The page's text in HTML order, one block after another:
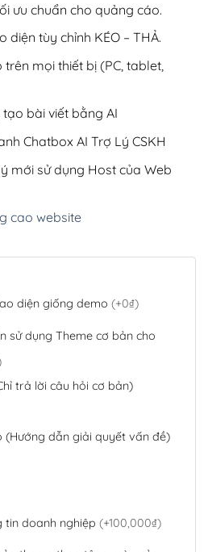
ưu chuẩn cho quảng cáo.
diện tùy chỉnh KÉO – THẢ.
mọi thiết bị (PC, tablet,
bài viết bằng AI
Chatbox AI Trợ Lý CSKH
mới sử dụng Host của Web
cao website
diện giống demo (+0₫)
sử dụng Theme cơ bản cho
trả lời câu hỏi cơ bản)
(Hướng dẫn giải quyết vấn đề)
tin doanh nghiệp (+100,000₫)